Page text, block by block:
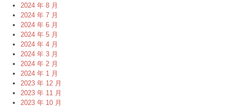
2024 年 8 月
2024 年 7 月
2024 年 6 月
2024 年 5 月
2024 年 4 月
2024 年 3 月
2024 年 2 月
2024 年 1 月
2023 年 12 月
2023 年 11 月
2023 年 10 月